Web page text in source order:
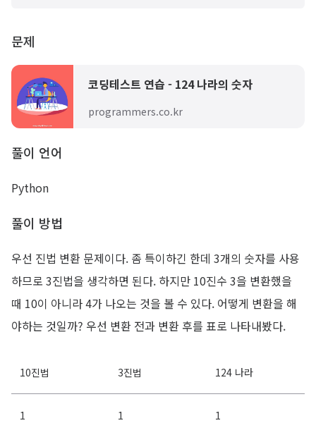
문제
코딩테스트 연습 - 124 나라의 숫자
programmers.co.kr
풀이 언어
Python
풀이 방법
우선 진법 변환 문제이다. 좀 특이하긴 한데 3개의 숫자를 사용
하므로 3진법을 생각하면 된다. 하지만 10진수 3을 변환했을
때 10이 아니라 4가 나오는 것을 볼 수 있다. 어떻게 변환을 해
야하는 것일까? 우선 변환 전과 변환 후를 표로 나타내봤다.
10진법 3진법 124 나라
1 1 1